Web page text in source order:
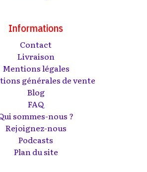
Informations
Contact
Livraison
Mentions légales
générales de vente
Blog
FAQ
sommes-nous ?
Rejoignez-nous
Podcasts
Plan du site